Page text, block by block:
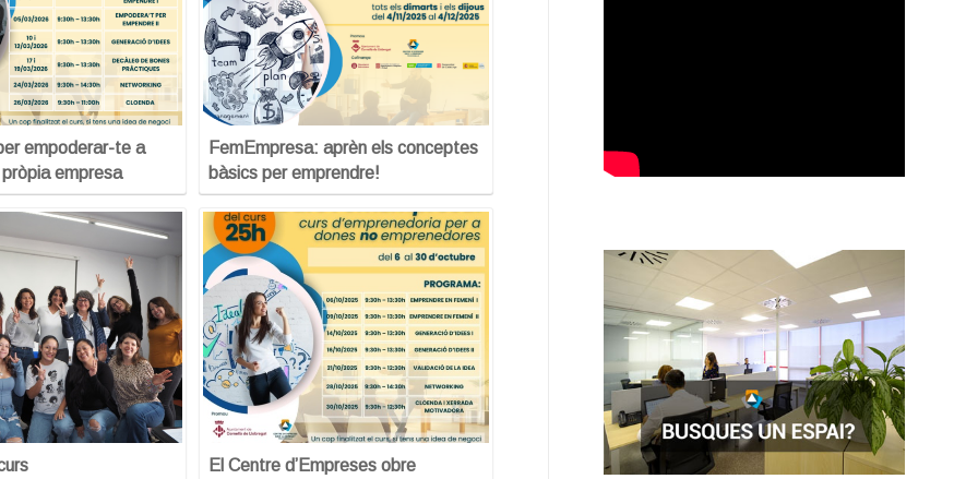
empoderar-te a
empresa
FemEmpresa: aprèn els conceptes
bàsics per emprendre!
El Centre d’Empreses obre